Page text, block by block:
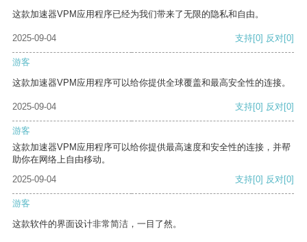
这款加速器VPM应用程序已经为我们带来了无限的隐私和自由。
2025-09-04 支持[0] 反对[0]
游客
这款加速器VPM应用程序可以给你提供全球覆盖和最高安全性的连接。
2025-09-04 支持[0] 反对[0]
游客
这款加速器VPM应用程序可以给你提供最高速度和安全性的连接，并帮
助你在网络上自由移动。
2025-09-04
支持[0] 反对[0]
游客
这款软件的界面设计非常简洁，一目了然。